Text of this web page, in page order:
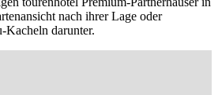
nach ihrer Lage oder
Kacheln darunter.